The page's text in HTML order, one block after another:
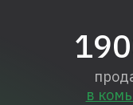
в